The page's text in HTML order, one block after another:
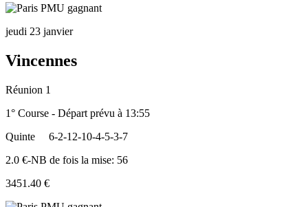
jeudi 23 janvier
Vincennes
Réunion 1
1° Course - Départ prévu à 13:55
Quinte
6-2-12-10-4-5-3-7
2.0 €-NB de fois la mise: 56
3451.40 €